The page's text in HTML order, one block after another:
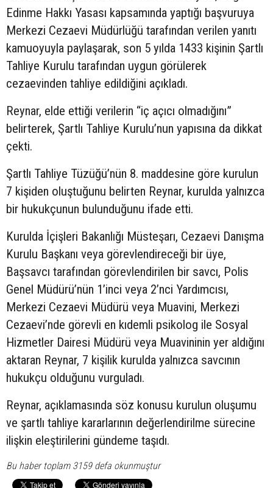
Edinme Hakkı Yasası kapsamında yaptığı başvuruya
Merkezi Cezaevi Müdürlüğü tarafından verilen yanıtı
kamuoyuyla paylaşarak, son 5 yılda 1433 kişinin Şartlı
Tahliye Kurulu tarafından uygun görülerek
cezaevinden tahliye edildiğini açıkladı.
Reynar, elde ettiği verilerin “iç açıcı olmadığını”
belirterek, Şartlı Tahliye Kurulu’nun yapısına da dikkat
çekti.
Şartlı Tahliye Tüzüğü’nün 8. maddesine göre kurulun
7 kişiden oluştuğunu belirten Reynar, kurulda yalnızca
bir hukukçunun bulunduğunu ifade etti.
Kurulda İçişleri Bakanlığı Müsteşarı, Cezaevi Danışma
Kurulu Başkanı veya görevlendireceği bir üye,
Başsavcı tarafından görevlendirilen bir savcı, Polis
Genel Müdürü’nün 1’inci veya 2’nci Yardımcısı,
Merkezi Cezaevi Müdürü veya Muavini, Merkezi
Cezaevi’nde görevli en kıdemli psikolog ile Sosyal
Hizmetler Dairesi Müdürü veya Muavininin yer aldığını
aktaran Reynar, 7 kişilik kurulda yalnızca savcının
hukukçu olduğunu vurguladı.
Reynar, açıklamasında söz konusu kurulun oluşumu
ve şartlı tahliye kararlarının değerlendirilme sürecine
ilişkin eleştirilerini gündeme taşıdı.
Bu haber toplam 3159 defa okunmuştur